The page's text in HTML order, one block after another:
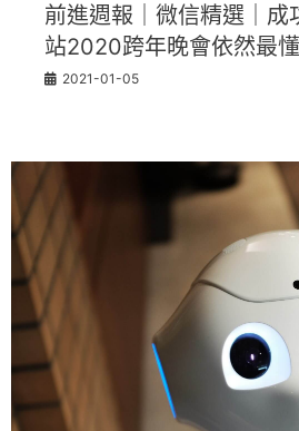
前進週報｜微信精選｜成
站2020跨年晚會依然最
2021-01-05